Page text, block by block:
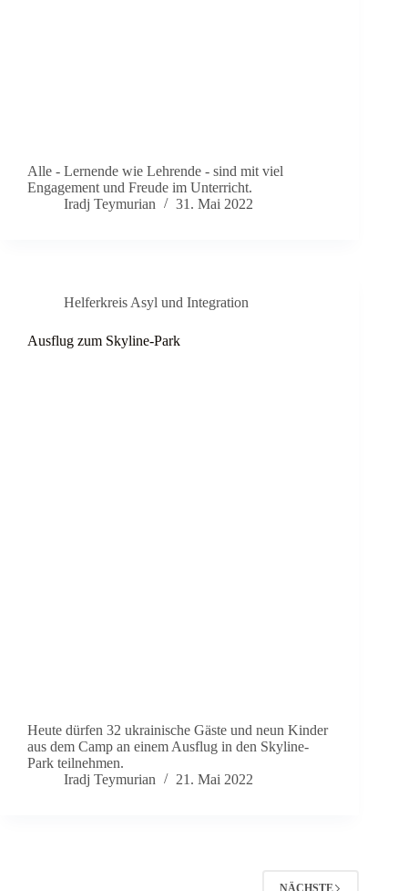
Alle - Lernende wie Lehrende - sind mit viel
Engagement und Freude im Unterricht.
Iradj Teymurian
31. Mai 2022
Helferkreis Asyl und Integration
Ausflug zum Skyline-Park
Heute dürfen 32 ukrainische Gäste und neun Kinder
aus dem Camp an einem Ausflug in den Skyline-
Park teilnehmen.
Iradj Teymurian
21. Mai 2022
NÄCHSTE